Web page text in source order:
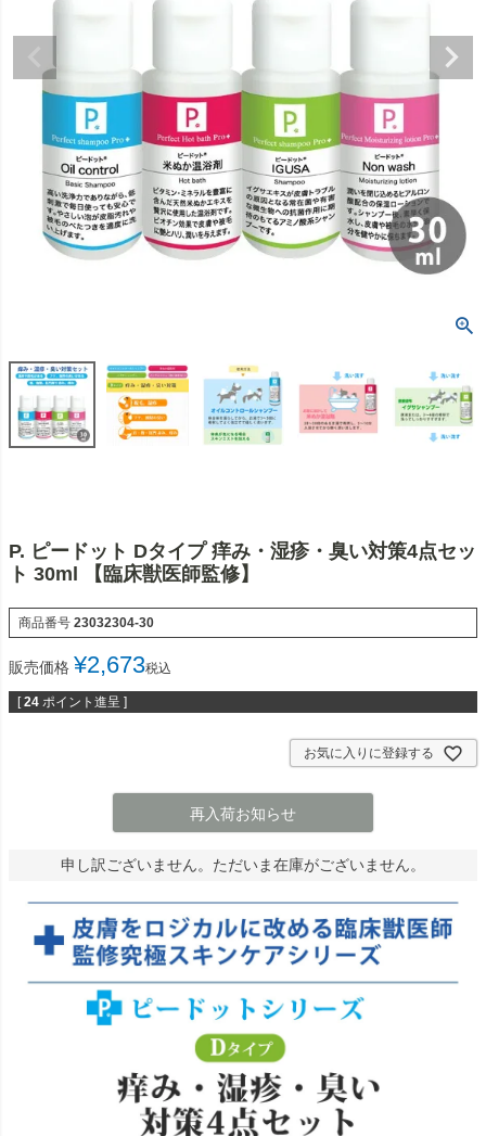
P. ピードット Dタイプ 痒み・湿疹・臭い対策4点セッ
ト 30ml 【臨床獣医師監修】
商品番号 23032304-30
販売価格 ¥2,673税込
[ 24 ポイント進呈 ]
お気に入りに登録する
再入荷お知らせ
申し訳ございません。ただいま在庫がございません。